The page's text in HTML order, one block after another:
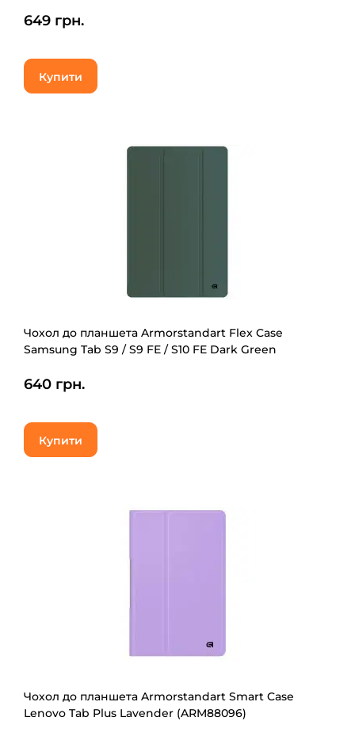
649 грн.
Купити
Чохол до планшета Armorstandart Flex Case
Samsung Tab S9 / S9 FE / S10 FE Dark Green
640 грн.
Купити
Чохол до планшета Armorstandart Smart Case
Lenovo Tab Plus Lavender (ARM88096)